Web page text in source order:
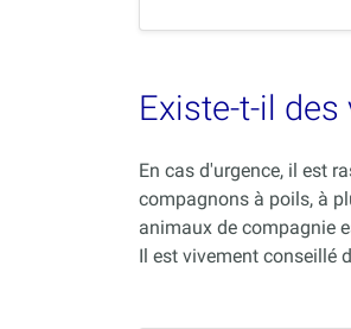
Existe-t-il
En cas d'urgence, il est
compagnons à poils, à
animaux de compagnie
Il est vivement conseillé